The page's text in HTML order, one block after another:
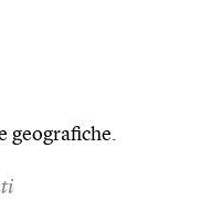
geografiche.